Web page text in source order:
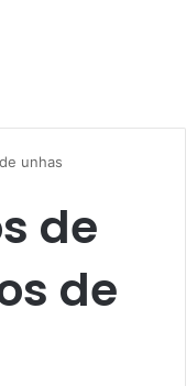
unhas
de
de